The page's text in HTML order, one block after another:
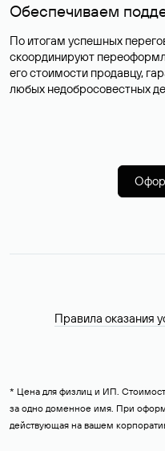
Обеспечиваем
По итогам успешных
скоординируют
его стоимости продавцу,
любых недобросовестных
Правила оказания
* Цена для физлиц и ИП.
за одно доменное имя. При
действующая на вашем